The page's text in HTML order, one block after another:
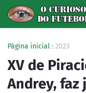
Página inicial 2023
XV de
Andrey,